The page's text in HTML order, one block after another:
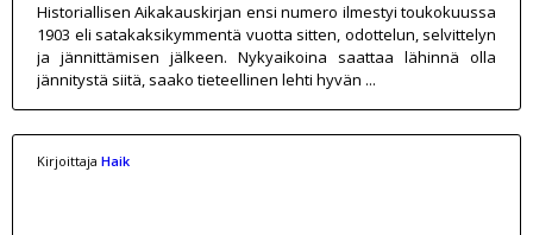
Historiallisen Aikakauskirjan ensi numero ilmestyi toukokuussa
1903 eli satakaksikymmentä vuotta sitten, odottelun, selvittelyn
ja jännittämisen jälkeen. Nykyaikoina saattaa lähinnä olla
jännitystä siitä, saako tieteellinen lehti hyvän ...
Kirjoittaja Haik